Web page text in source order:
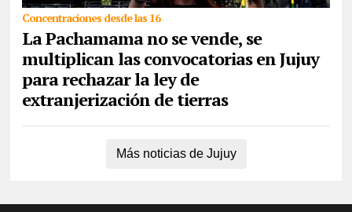
Concentraciones desde las 16
La Pachamama no se vende, se
multiplican las convocatorias en Jujuy
para rechazar la ley de
extranjerización de tierras
Más noticias de Jujuy